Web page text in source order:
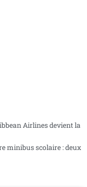
Airlines devient la
minibus scolaire : deux